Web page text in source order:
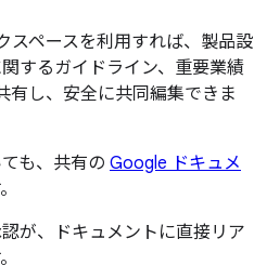
スペースを利用すれば、製品設
するガイドライン、重要業績
有し、安全に共同編集できま
も、共有の Google ドキュメ
が、ドキュメントに直接リア